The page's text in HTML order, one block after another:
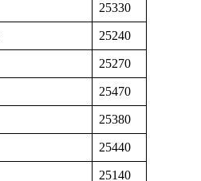
25330
25240
25270
25470
25380
25440
25140